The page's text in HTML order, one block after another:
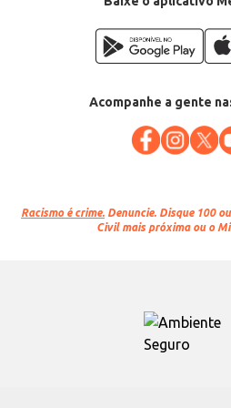
Acompanhe a gente
Racismo é crime. Denuncie. Disque 100
Civil mais próxima ou o